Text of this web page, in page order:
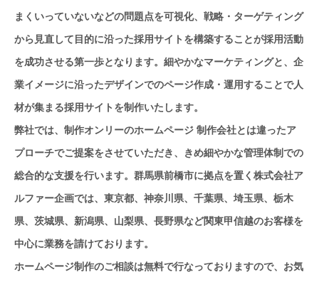
まくいっていないなどの問題点を可視化、戦略・ターゲティング
から見直して目的に沿った採用サイトを構築することが採用活動
を成功させる第一歩となります。細やかなマーケティングと、企
業イメージに沿ったデザインでのページ作成・運用することで人
材が集まる採用サイトを制作いたします。
弊社では、制作オンリーのホームページ 制作会社とは違ったア
プローチでご提案をさせていただき、きめ細やかな管理体制での
総合的な支援を行います。群馬県前橋市に拠点を置く株式会社ア
ルファー企画では、東京都、神奈川県、千葉県、埼玉県、栃木
県、茨城県、新潟県、山梨県、長野県など関東甲信越のお客様を
中心に業務を請けております。
ホームページ制作のご相談は無料で行なっておりますので、お気